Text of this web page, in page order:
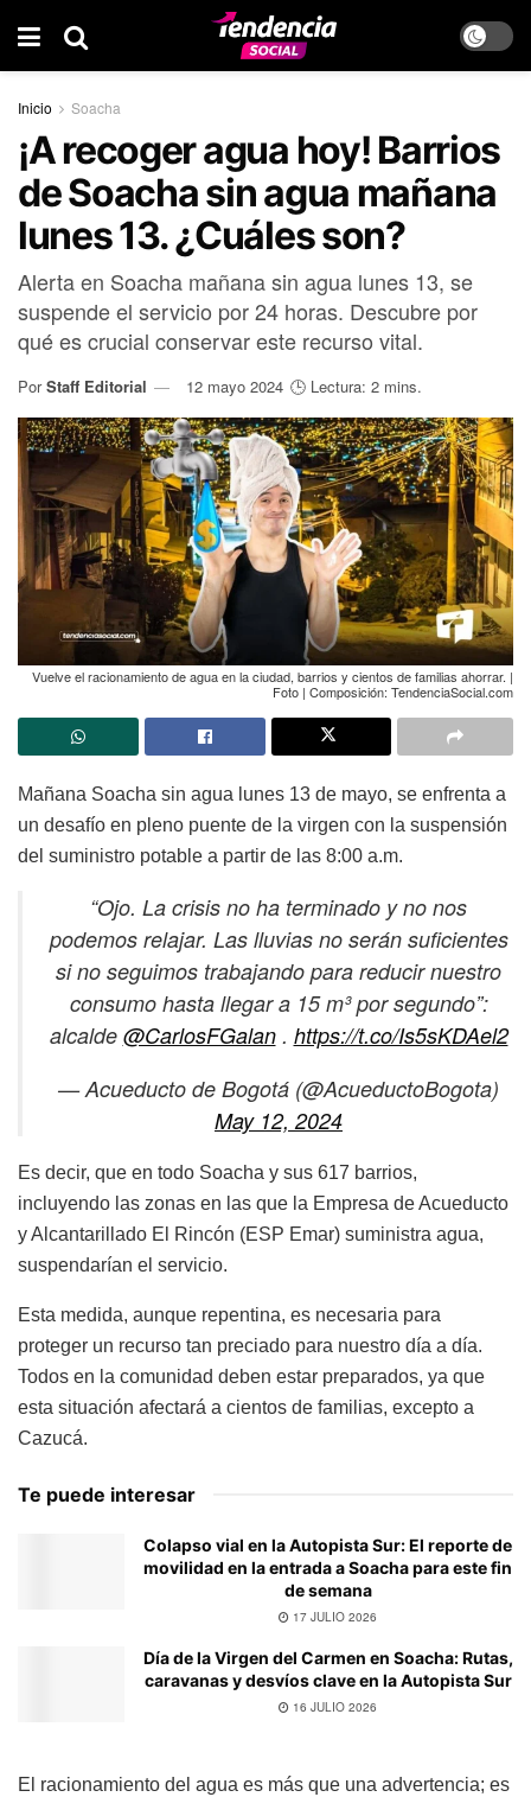
Inicio Soacha
¡A recoger agua hoy! Barrios
de Soacha sin agua mañana
lunes 13. ¿Cuáles son?
Alerta en Soacha mañana sin agua lunes 13, se
suspende el servicio por 24 horas. Descubre por
qué es crucial conservar este recurso vital.
Por Staff Editorial 12 mayo 2024 🕒 Lectura: 2 mins.
Vuelve el racionamiento de agua en la ciudad, barrios y cientos de familias ahorrar. |
Foto | Composición: TendenciaSocial.com
Mañana Soacha sin agua lunes 13 de mayo, se enfrenta a
un desafío en pleno puente de la virgen con la suspensión
del suministro potable a partir de las 8:00 a.m.
“Ojo. La crisis no ha terminado y no nos
podemos relajar. Las lluvias no serán suficientes
si no seguimos trabajando para reducir nuestro
consumo hasta llegar a 15 m³ por segundo”:
alcalde @CarlosFGalan. https://t.co/Is5sKDAel2
— Acueducto de Bogotá (@AcueductoBogota)
May 12, 2024
Es decir, que en todo Soacha y sus 617 barrios,
incluyendo las zonas en las que la Empresa de Acueducto
y Alcantarillado El Rincón (ESP Emar) suministra agua,
suspendarían el servicio.
Esta medida, aunque repentina, es necesaria para
proteger un recurso tan preciado para nuestro día a día.
Todos en la comunidad deben estar preparados, ya que
esta situación afectará a cientos de familias, excepto a
Cazucá.
Te puede interesar
Colapso vial en la Autopista Sur: El reporte de
movilidad en la entrada a Soacha para este fin
de semana
17 JULIO 2026
Día de la Virgen del Carmen en Soacha: Rutas,
caravanas y desvíos clave en la Autopista Sur
16 JULIO 2026
El racionamiento del agua es más que una advertencia; es